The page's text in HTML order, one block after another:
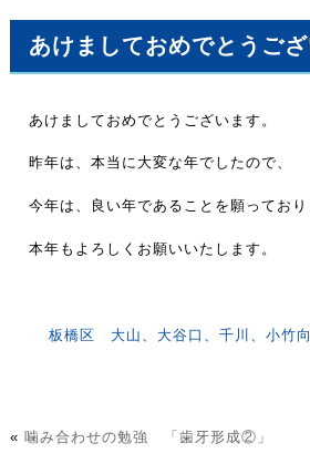
あけましておめでとうござ
あけましておめでとうございます。
昨年は、本当に大変な年でしたので、
今年は、良い年であることを願っており
本年もよろしくお願いいたします。
板橋区 大山、大谷口、千川、小竹
« 噛み合わせの勉強 「歯牙形成②」